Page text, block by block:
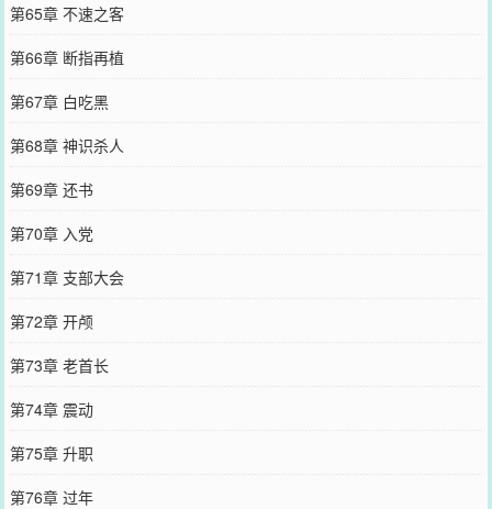
第65章 不速之客
第66章 断指再植
第67章 白吃黑
第68章 神识杀人
第69章 还书
第70章 入党
第71章 支部大会
第72章 开颅
第73章 老首长
第74章 震动
第75章 升职
第76章 过年